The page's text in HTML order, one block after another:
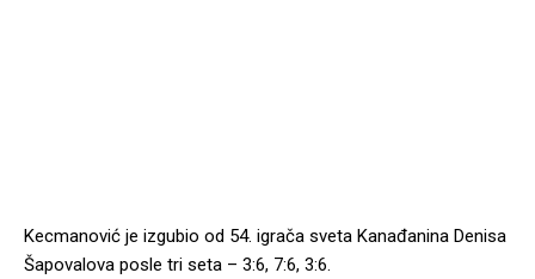
Kecmanović je izgubio od 54. igrača sveta Kanađanina Denisa
Šapovalova posle tri seta – 3:6, 7:6, 3:6.